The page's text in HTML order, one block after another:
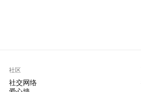
社区
社交网络